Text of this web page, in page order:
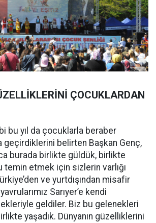
ÇOCUKLARDAN
bu yıl da çocuklarla beraber
geçirdiklerini belirten Başkan Genç,
burada birlikte güldük, birlikte
temin etmek için sizlerin varlığı
ve yurtdışından misafir
Sarıyer’e kendi
geldiler. Biz bu gelenekleri
yaşadık. Dünyanın güzelliklerini